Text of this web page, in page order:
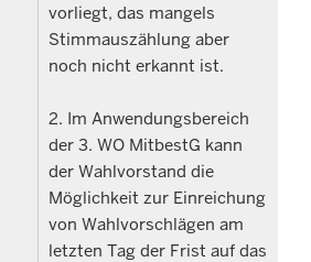
vorliegt, das mangels
Stimmauszählung aber
noch nicht erkannt ist.
2. Im Anwendungsbereich
der 3. WO MitbestG kann
der Wahlvorstand die
Möglichkeit zur Einreichung
von Wahlvorschlägen am
letzten Tag der Frist auf das